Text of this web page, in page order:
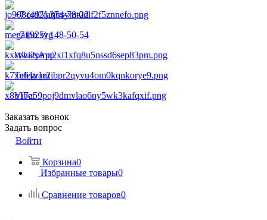
+7 (495) 374-78-22
+7 (925) 148-50-54
WhatsApp
Telegram
Viber
Заказать звонок
Задать вопрос
Войти
Корзина0
Избранные товары0
Сравнение товаров0